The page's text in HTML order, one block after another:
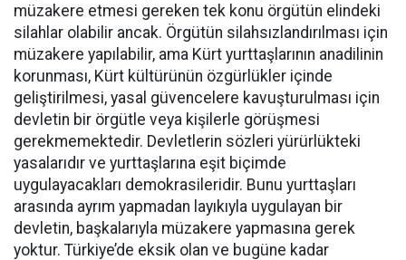
müzakere etmesi gereken tek konu örgütün elindeki
silahlar olabilir ancak. Örgütün silahsızlandırılması için
müzakere yapılabilir, ama Kürt yurttaşlarının anadilinin
korunması, Kürt kültürünün özgürlükler içinde
geliştirilmesi, yasal güvencelere kavuşturulması için
devletin bir örgütle veya kişilerle görüşmesi
gerekmemektedir. Devletlerin sözleri yürürlükteki
yasalarıdır ve yurttaşlarına eşit biçimde
uygulayacakları demokrasileridir. Bunu yurttaşları
arasında ayrım yapmadan layıkıyla uygulayan bir
devletin, başkalarıyla müzakere yapmasına gerek
yoktur. Türkiye’de eksik olan ve bugüne kadar